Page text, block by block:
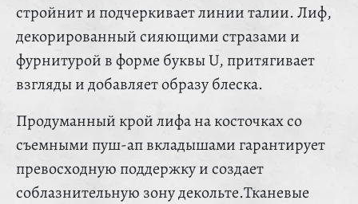
стройнит и подчеркивает линии талии. Лиф,
декорированный сияющими стразами и
фурнитурой в форме буквы U, притягивает
взгляды и добавляет образу блеска.
Продуманный крой лифа на косточках со
съемными пуш-ап вкладышами гарантирует
превосходную поддержку и создает
соблазнительную зону декольте.Тканевые